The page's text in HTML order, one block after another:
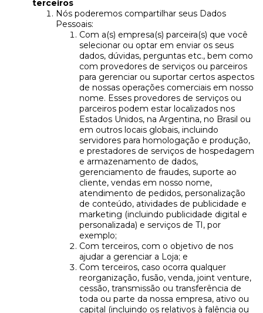
terceiros
Nós poderemos compartilhar seus Dados
Pessoais:
Com a(s) empresa(s) parceira(s) que você
selecionar ou optar em enviar os seus
dados, dúvidas, perguntas etc., bem como
com provedores de serviços ou parceiros
para gerenciar ou suportar certos aspectos
de nossas operações comerciais em nosso
nome. Esses provedores de serviços ou
parceiros podem estar localizados nos
Estados Unidos, na Argentina, no Brasil ou
em outros locais globais, incluindo
servidores para homologação e produção,
e prestadores de serviços de hospedagem
e armazenamento de dados,
gerenciamento de fraudes, suporte ao
cliente, vendas em nosso nome,
atendimento de pedidos, personalização
de conteúdo, atividades de publicidade e
marketing (incluindo publicidade digital e
personalizada) e serviços de TI, por
exemplo;
Com terceiros, com o objetivo de nos
ajudar a gerenciar a Loja; e
Com terceiros, caso ocorra qualquer
reorganização, fusão, venda, joint venture,
cessão, transmissão ou transferência de
toda ou parte da nossa empresa, ativo ou
capital (incluindo os relativos à falência ou